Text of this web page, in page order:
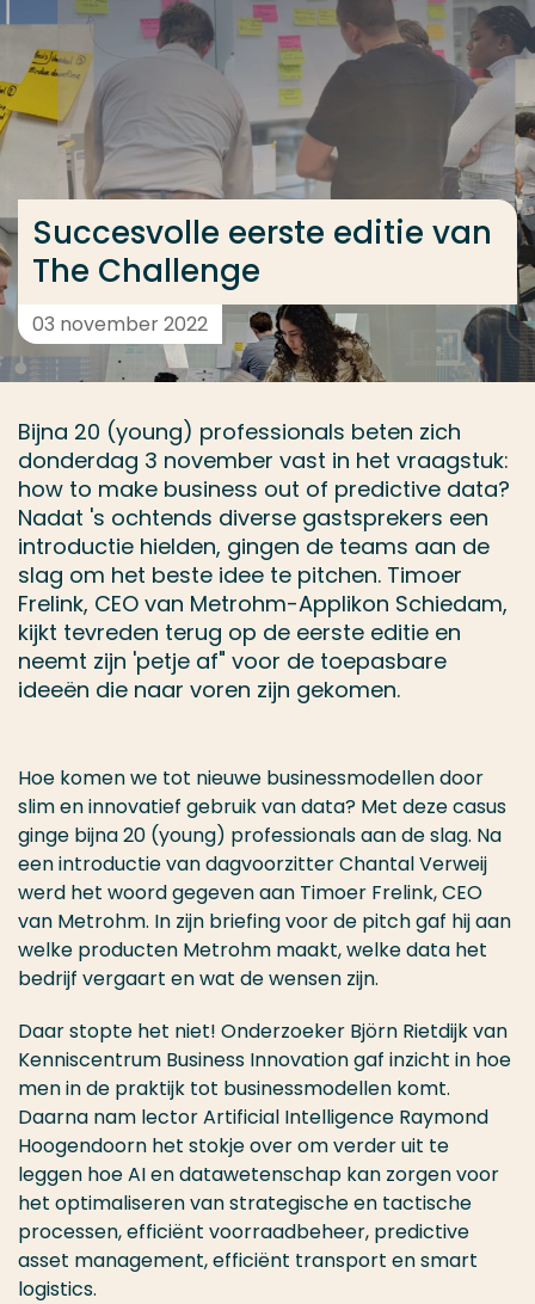
Ga direct naar de content
... > Succesvolle eerste editie van The Challenge
Succesvolle eerste editie van
The Challenge
03 november 2022
Bijna 20 (young) professionals beten zich
donderdag 3 november vast in het vraagstuk:
how to make business out of predictive data?
Nadat 's ochtends diverse gastsprekers een
introductie hielden, gingen de teams aan de
slag om het beste idee te pitchen. Timoer
Frelink, CEO van Metrohm-Applikon Schiedam,
kijkt tevreden terug op de eerste editie en
neemt zijn 'petje af" voor de toepasbare
ideeën die naar voren zijn gekomen.
Hoe komen we tot nieuwe businessmodellen door
slim en innovatief gebruik van data? Met deze casus
ginge bijna 20 (young) professionals aan de slag. Na
een introductie van dagvoorzitter Chantal Verweij
werd het woord gegeven aan Timoer Frelink, CEO
van Metrohm. In zijn briefing voor de pitch gaf hij aan
welke producten Metrohm maakt, welke data het
bedrijf vergaart en wat de wensen zijn.
Daar stopte het niet! Onderzoeker Björn Rietdijk van
Kenniscentrum Business Innovation gaf inzicht in hoe
men in de praktijk tot businessmodellen komt.
Daarna nam lector Artificial Intelligence Raymond
Hoogendoorn het stokje over om verder uit te
leggen hoe AI en datawetenschap kan zorgen voor
het optimaliseren van strategische en tactische
processen, efficiënt voorraadbeheer, predictive
asset management, efficiënt transport en smart
logistics.
Veel gezocht
Opleiding
Contact